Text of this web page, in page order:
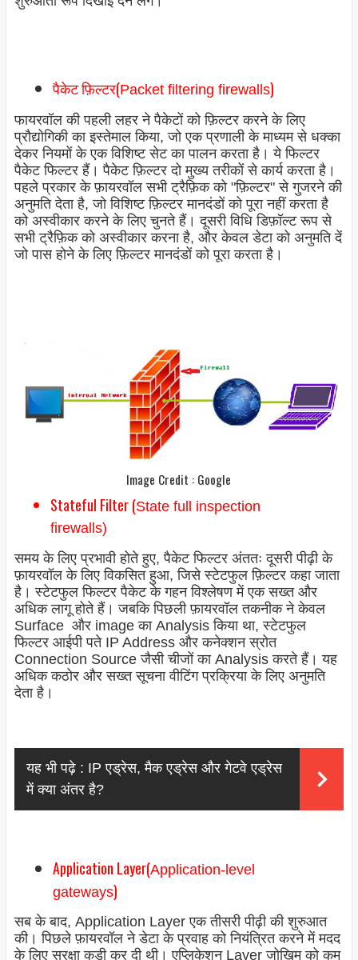
पैकेट फ़िल्टर(Packet filtering firewalls)
फायरवॉल की पहली लहर ने पैकेटों को फ़िल्टर करने के लिए
प्रौद्योगिकी का इस्तेमाल किया, जो एक प्रणाली के माध्यम से धक्का
देकर नियमों के एक विशिष्ट सेट का पालन करता है। ये फिल्टर
पैकेट फिल्टर हैं। पैकेट फ़िल्टर दो मुख्य तरीकों से कार्य करता है।
पहले प्रकार के फ़ायरवॉल सभी ट्रैफ़िक को "फ़िल्टर" से गुजरने की
अनुमति देता है, जो विशिष्ट फ़िल्टर मानदंडों को पूरा नहीं करता है
को अस्वीकार करने के लिए चुनते हैं। दूसरी विधि डिफ़ॉल्ट रूप से
सभी ट्रैफ़िक को अस्वीकार करना है, और केवल डेटा को अनुमति दें
जो पास होने के लिए फ़िल्टर मानदंडों को पूरा करता है।
Image Credit : Google
Stateful Filter (State full inspection
firewalls)
समय के लिए प्रभावी होते हुए, पैकेट फिल्टर अंततः दूसरी पीढ़ी के
फ़ायरवॉल के लिए विकसित हुआ, जिसे स्टेटफुल फ़िल्टर कहा जाता
है। स्टेटफुल फिल्टर पैकेट के गहन विश्लेषण में एक सख्त और
अधिक लागू होते हैं। जबकि पिछली फ़ायरवॉल तकनीक ने केवल
Surface और image का Analysis किया था, स्टेटफुल
फिल्टर आईपी पते IP Address और कनेक्शन स्रोत
Connection Source जैसी चीजों का Analysis करते हैं। यह
अधिक कठोर और सख्त सूचना वीटिंग प्रक्रिया के लिए अनुमति
देता है।
यह भी पढ़े : IP एड्रेस, मैक एड्रेस और गेटवे एड्रेस
में क्या अंतर है?
Application Layer(Application-level
gateways)
सब के बाद, Application Layer एक तीसरी पीढ़ी की शुरुआत
की। पिछले फ़ायरवॉल ने डेटा के प्रवाह को नियंत्रित करने में मदद
के लिए सुरक्षा कड़ी कर दी थी। एप्लिकेशन Layer जोखिम को कम